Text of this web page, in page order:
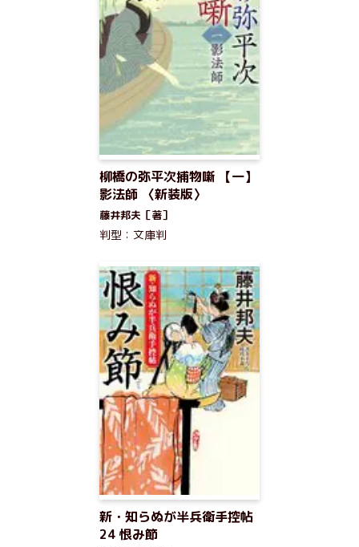
柳橋の弥平次捕物噺 【一】
影法師 〈新装版〉
藤井邦夫［著］
判型：文庫判
新・知らぬが半兵衛手控帖
24 恨み節